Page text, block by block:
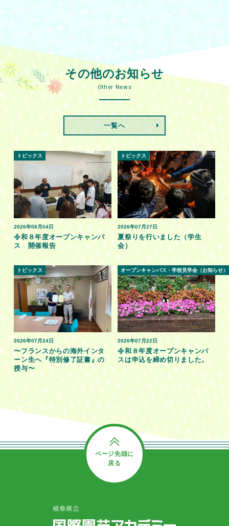
その他のお知らせ
Other News
一覧へ
2026年08月04日
トピックス
令和８年度オープンキャンパ
ス 開催報告
2026年07月27日
トピックス
夏祭りを行いました（学生
会）
2026年07月24日
トピックス
〜フランスからの海外インタ
ーン生へ『特別修了証書』の
授与〜
2026年07月22日
オープンキャンパス・学校見学会（お知らせ）
令和８年度オープンキャンパ
スは申込を締め切りました。
ページ先頭に
戻る